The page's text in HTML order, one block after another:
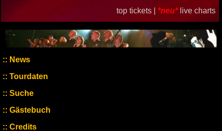
top tickets | *neu* live charts
News
Tourdaten
Suche
Gästebuch
Credits